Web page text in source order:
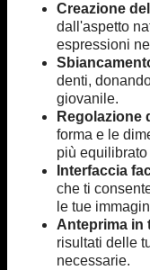
Creazione
dall'aspetto
espressioni
denti,
giovanile.
Regolazione
forma e le
più equilibrato
Interfaccia
che ti
le tue
Anteprima in
risultati delle
necessarie.